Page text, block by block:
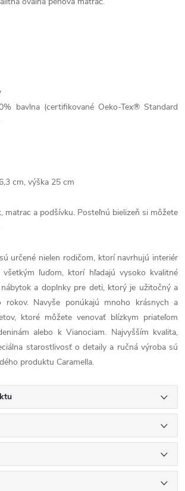
bavlna (certifikované Oeko-Tex® Standard
cm, výška 25 cm
matrac a podšívku. Posteľnú bielizeň si môžete
určené nielen rodičom, ktorí navrhujú interiér
ľuďom, ktorí hľadajú vysoko kvalitné
a doplnky pre deti, ktorý je užitočný a
Navyše ponúkajú mnoho krásnych a
ktoré môžete venovať blízkym priateľom
alebo k Vianociam. Najvyšším kvalita,
starostlivosť o detaily a ručná výroba sú
produktu Caramella.